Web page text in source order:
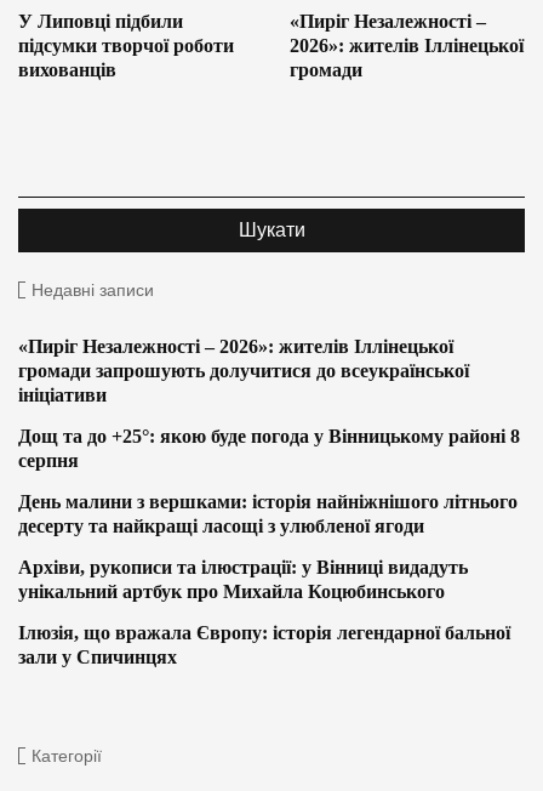
У Липовці підбили
підсумки творчої роботи
вихованців
«Пиріг Незалежності –
2026»: жителів Іллінецької
громади
Недавні записи
«Пиріг Незалежності – 2026»: жителів Іллінецької
громади запрошують долучитися до всеукраїнської
ініціативи
Дощ та до +25°: якою буде погода у Вінницькому районі 8
серпня
День малини з вершками: історія найніжнішого літнього
десерту та найкращі ласощі з улюбленої ягоди
Архіви, рукописи та ілюстрації: у Вінниці видадуть
унікальний артбук про Михайла Коцюбинського
Ілюзія, що вражала Європу: історія легендарної бальної
зали у Спичинцях
Категорії